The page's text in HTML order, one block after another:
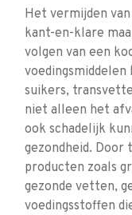
Het vermijden
kant-en-klare
volgen van een
suikers,
niet alleen het
ook schadelijk
gezondheid.
producten zoals
gezonde vetten,
voedingsstoffen